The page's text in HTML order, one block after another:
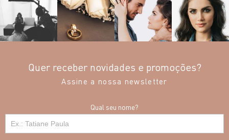
Quer receber novidades e promoções?
Assine a nossa newsletter
Qual seu nome?